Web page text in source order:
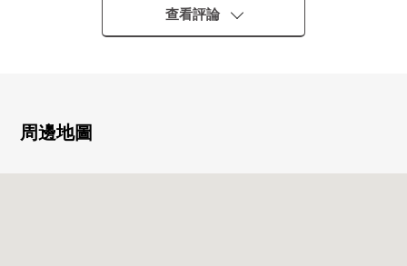
○ JR福知山線"寳塚"車站步行6分鐘
○ 阪急寶冢線"寳塚"車站步行7分鐘
・發揮南向曝光面高地的位置的2m深基礎構造
查看評論
周邊地圖